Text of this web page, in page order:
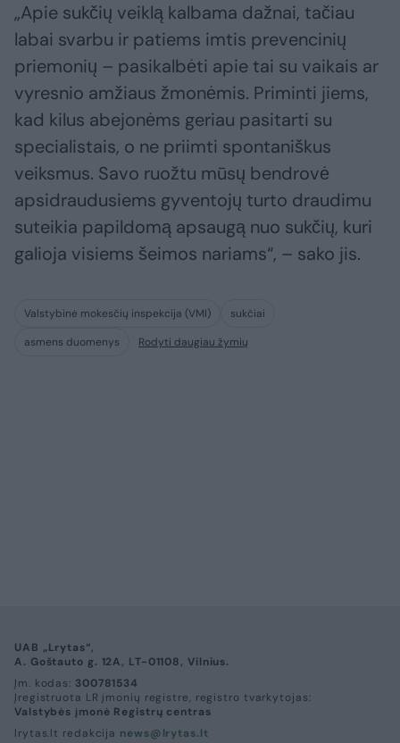
„Apie sukčių veiklą kalbama dažnai, tačiau
labai svarbu ir patiems imtis prevencinių
priemonių – pasikalbėti apie tai su vaikais ar
vyresnio amžiaus žmonėmis. Priminti jiems,
kad kilus abejonėms geriau pasitarti su
specialistais, o ne priimti spontaniškus
veiksmus. Savo ruožtu mūsų bendrovė
apsidraudusiems gyventojų turto draudimu
suteikia papildomą apsaugą nuo sukčių, kuri
galioja visiems šeimos nariams“, – sako jis.
Valstybinė mokesčių inspekcija (VMI)
sukčiai
asmens duomenys
Rodyti daugiau žymių
UAB „Lrytas“,
A. Goštauto g. 12A, LT-01108, Vilnius.
Įm. kodas: 300781534
Įregistruota LR įmonių registre, registro tvarkytojas:
Valstybės įmonė Registrų centras
lrytas.lt redakcija news@lrytas.lt